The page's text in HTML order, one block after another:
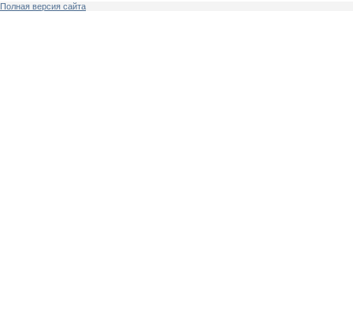
Полная версия сайта